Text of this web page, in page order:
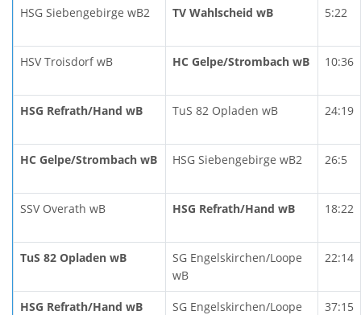
HSG Siebengebirge wB2 TV Wahlscheid wB 5:22
HSV Troisdorf wB HC Gelpe/Strombach wB 10:36
HSG Refrath/Hand wB TuS 82 Opladen wB 24:19
HC Gelpe/Strombach wB HSG Siebengebirge wB2 26:5
SSV Overath wB HSG Refrath/Hand wB 18:22
TuS 82 Opladen wB
SG Engelskirchen/Loope
wB
22:14
HSG Refrath/Hand wB
SG Engelskirchen/Loope
37:15